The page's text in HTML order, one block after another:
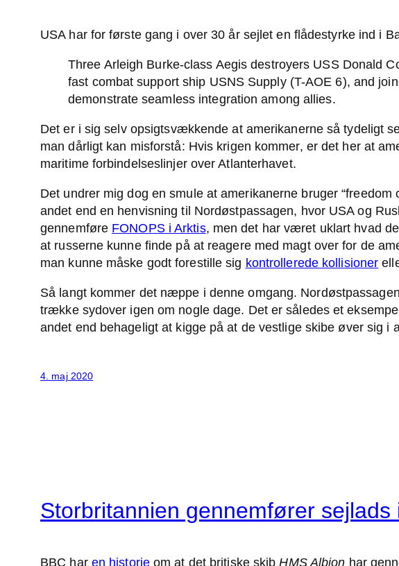
USA har for første gang i over 30 år sejlet en flådestyrke ind i
Three Arleigh Burke-class Aegis destroyers USS Donald
fast combat support ship USNS Supply (T-AOE 6), and
demonstrate seamless integration among allies.
Det er i sig selv opsigtsvækkende at amerikanerne så tydeligt
man dårligt kan misforstå: Hvis krigen kommer, er det her at
maritime forbindelseslinjer over Atlanterhavet.
Det undrer mig dog en smule at amerikanerne bruger
andet end en henvisning til Nordøstpassagen, hvor USA og
gennemføre FONOPS i Arktis, men det har været uklart hvad
at russerne kunne finde på at reagere med magt over for de
man kunne måske godt forestille sig kontrollerede kollisioner
Så langt kommer det næppe i denne omgang.
trække sydover igen om nogle dage. Det er således et
andet end behageligt at kigge på at de vestlige skibe øver sig
4. maj 2020
Storbritannien gennemfører
BBC har en historieom at det britiske skibHMS Albion har